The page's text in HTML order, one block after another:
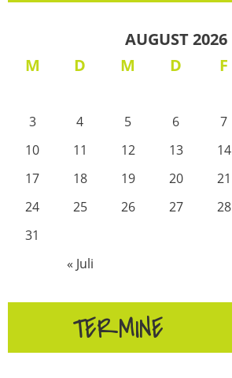
AUGUST 2026
M
D M D F
3
4 5 6 7
10
11 12 13 14
17
18 19 20 21
24
25 26 27 28
31
« Juli
TERMINE